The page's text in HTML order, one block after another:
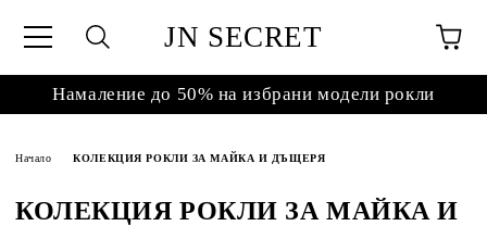
JN SECRET
Намаление до 50% на избрани модели рокли
Начало КОЛЕКЦИЯ РОКЛИ ЗА МАЙКА И ДЪЩЕРЯ
КОЛЕКЦИЯ РОКЛИ ЗА МАЙКА И